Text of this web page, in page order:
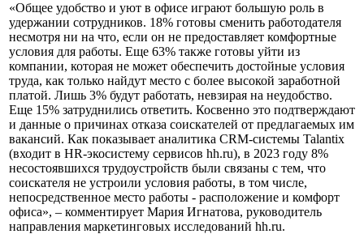
«Общее удобство и уют в офисе играют большую роль в
удержании сотрудников. 18% готовы сменить работодателя
несмотря ни на что, если он не предоставляет комфортные
условия для работы. Еще 63% также готовы уйти из
компании, которая не может обеспечить достойные условия
труда, как только найдут место с более высокой заработной
платой. Лишь 3% будут работать, невзирая на неудобство.
Еще 15% затруднились ответить. Косвенно это подтверждают
и данные о причинах отказа соискателей от предлагаемых им
вакансий. Как показывает аналитика CRM-системы Talantix
(входит в HR-экосистему сервисов hh.ru), в 2023 году 8%
несостоявшихся трудоустройств были связаны с тем, что
соискателя не устроили условия работы, в том числе,
непосредственное место работы - расположение и комфорт
офиса», – комментирует Мария Игнатова, руководитель
направления маркетинговых исследований hh.ru.